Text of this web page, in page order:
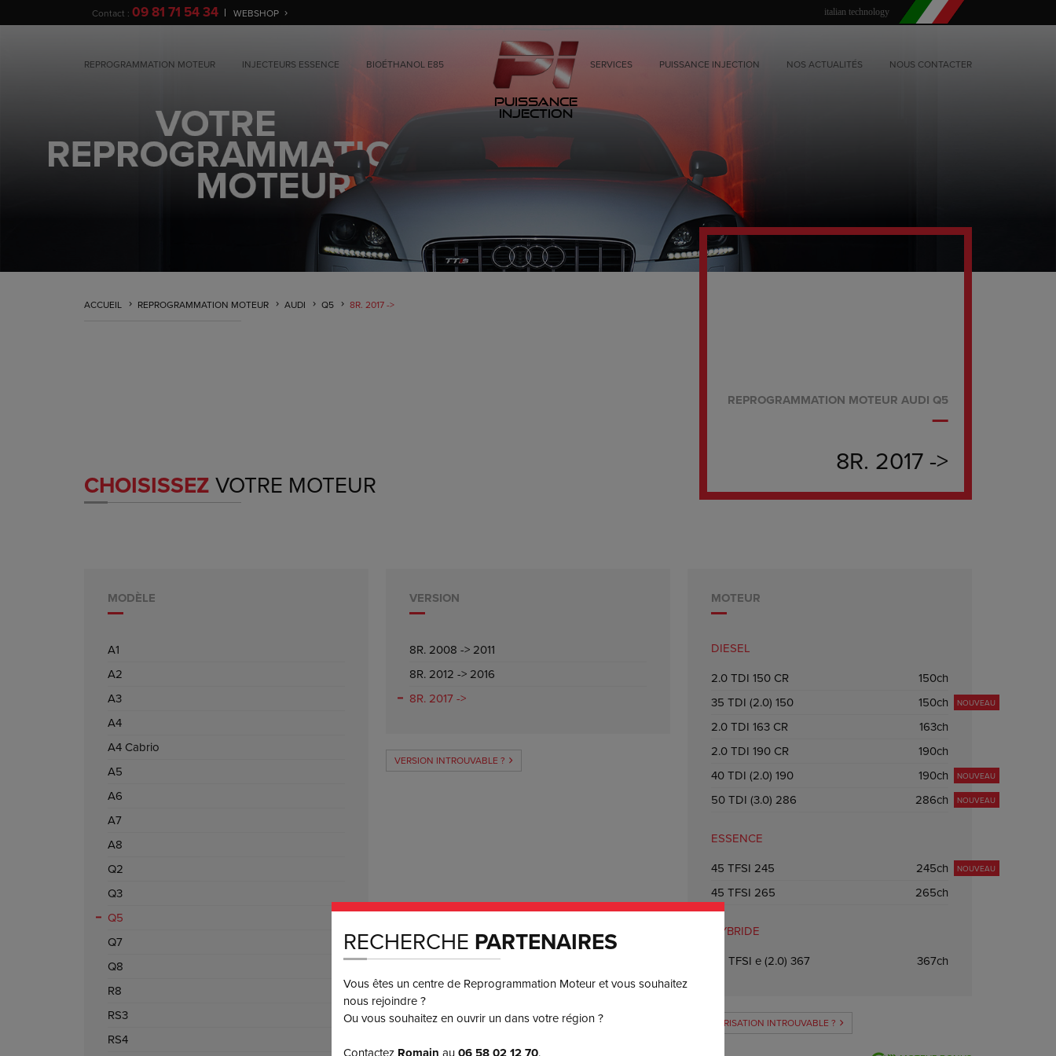
italian technology
Contact : 09 81 71 54 34 WEBSHOP
Puissance
Injection
REPROGRAMMATION MOTEUR INJECTEURS ESSENCE BIOÉTHANOL E85 SERVICES PUISSANCE INJECTION NOS ACTUALITÉS NOUS CONTACTER
ACCUEIL REPROGRAMMATION MOTEUR AUDI Q5 8R. 2017 ->
CHOISISSEZ VOTRE MOTEUR
REPROGRAMMATION MOTEUR AUDI Q5
8R. 2017 ->
MODÈLE
A1
A2
A3
A4
A4 Cabrio
A5
A6
A7
A8
Q2
Q3
Q5
Q7
Q8
R8
RS3
RS4
VERSION
8R. 2008 -> 2011
8R. 2012 -> 2016
8R. 2017 ->
VERSION INTROUVABLE ?
MOTEUR
DIESEL
2.0 TDI 150 CR
150ch
35 TDI (2.0) 150
150ch NOUVEAU
2.0 TDI 163 CR
163ch
2.0 TDI 190 CR
190ch
40 TDI (2.0) 190
190ch NOUVEAU
50 TDI (3.0) 286 286ch NOUVEAU
ESSENCE
45 TFSI 245
245ch NOUVEAU
45 TFSI 265 265ch
HYBRIDE
55 TFSI e (2.0) 367
367ch
MOTORISATION INTROUVABLE ?
RECHERCHE PARTENAIRES
Vous êtes un centre de Reprogrammation Moteur et vous souhaitez
nous rejoindre ?
Ou vous souhaitez en ouvrir un dans votre région ?
Contactez au .